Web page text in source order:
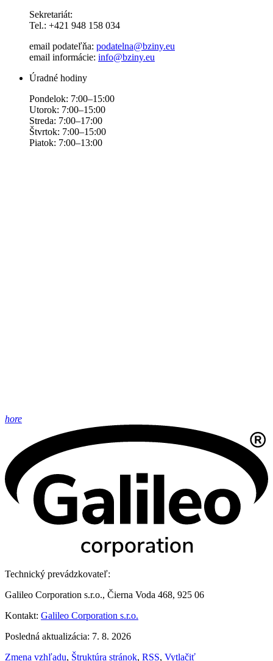
Sekretariát:
Tel.: +421 948 158 034
email podateľňa: podatelna@bziny.eu
email informácie: info@bziny.eu
Úradné hodiny
Pondelok: 7:00–15:00
Utorok: 7:00–15:00
Streda: 7:00–17:00
Štvrtok: 7:00–15:00
Piatok: 7:00–13:00
hore
Technický prevádzkovateľ:
Galileo Corporation s.r.o., Čierna Voda 468, 925 06
Kontakt: Galileo Corporation s.r.o.
Posledná aktualizácia: 7. 8. 2026
Zmena vzhľadu, Štruktúra stránok, RSS, Vytlačiť